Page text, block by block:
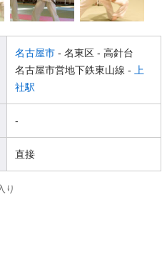
名古屋市 - 名東区 - 高針台
名古屋市営地下鉄東山線 -
上
社駅
-
直接
り